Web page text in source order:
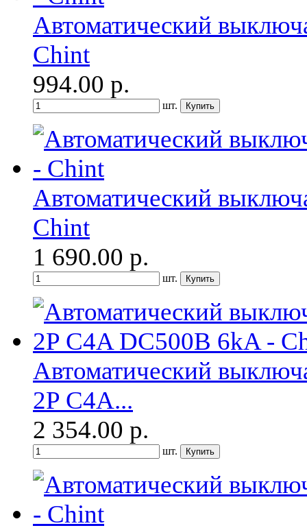
Автоматический
Chint
994.00 р.
шт.
Автоматический
Chint
1 690.00 р.
шт.
Автоматический
2P C4A...
2 354.00 р.
шт.